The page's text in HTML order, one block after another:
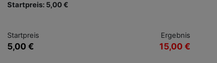
Startpreis: 5,00 €
Startpreis
5,00 €
Ergebnis
15,00 €